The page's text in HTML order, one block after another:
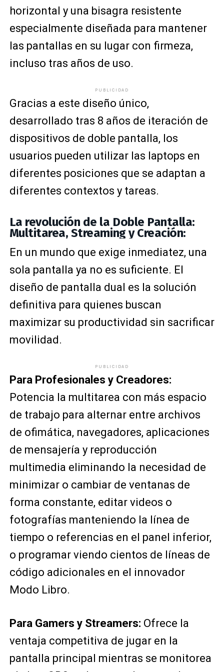
horizontal y una bisagra resistente
especialmente diseñada para mantener
las pantallas en su lugar con firmeza,
incluso tras años de uso.
PUBLICIDAD
Gracias a este diseño único,
desarrollado tras 8 años de iteración de
dispositivos de doble pantalla, los
usuarios pueden utilizar las laptops en
diferentes posiciones que se adaptan a
diferentes contextos y tareas.
La revolución de la Doble Pantalla:
Multitarea, Streaming y Creación:
En un mundo que exige inmediatez, una
sola pantalla ya no es suficiente. El
diseño de pantalla dual es la solución
definitiva para quienes buscan
maximizar su productividad sin sacrificar
movilidad.
PUBLICIDAD
Para Profesionales y Creadores:
Potencia la multitarea con más espacio
de trabajo para alternar entre archivos
de ofimática, navegadores, aplicaciones
de mensajería y reproducción
multimedia eliminando la necesidad de
minimizar o cambiar de ventanas de
forma constante, editar videos o
fotografías manteniendo la línea de
tiempo o referencias en el panel inferior,
o programar viendo cientos de líneas de
código adicionales en el innovador
Modo Libro.
Para Gamers y Streamers: Ofrece la
ventaja competitiva de jugar en la
pantalla principal mientras se monitorea